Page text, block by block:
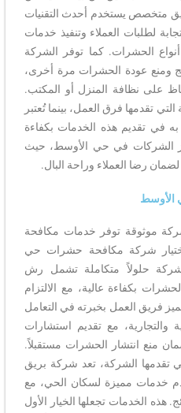
متخصص يستخدم أحدث التقنيات
لطلبات العملاء وتنفيذ خدمات
الحشرات. كما توفر الشركة
ومنع عودة الحشرات مرة أخرى،
على نظافة المنزل أو المكتب.
تقدمها فرق العمل، بينما تُعتبر
في تقديم هذه الخدمات بكفاءة
الشركات في حي الأوسط، حيث
لضمان رضا العملاء وراحة البال.
الأوسط
موثوقة توفر خدمات مكافحة
شركة مكافحة حشرات حي
حلولاً متكاملة تشمل رش
بكفاءة عالية، مع الالتزام
فريق العمل بخبرته في التعامل
والتجارية، مع تقديم استشارات
منع انتشار الحشرات مستقبلاً.
تقدمها الشركة، تعد شركة بريق
خدمات مميزة لسكان الحي، مع
هذه الخدمات تجعلها الخيار الأول